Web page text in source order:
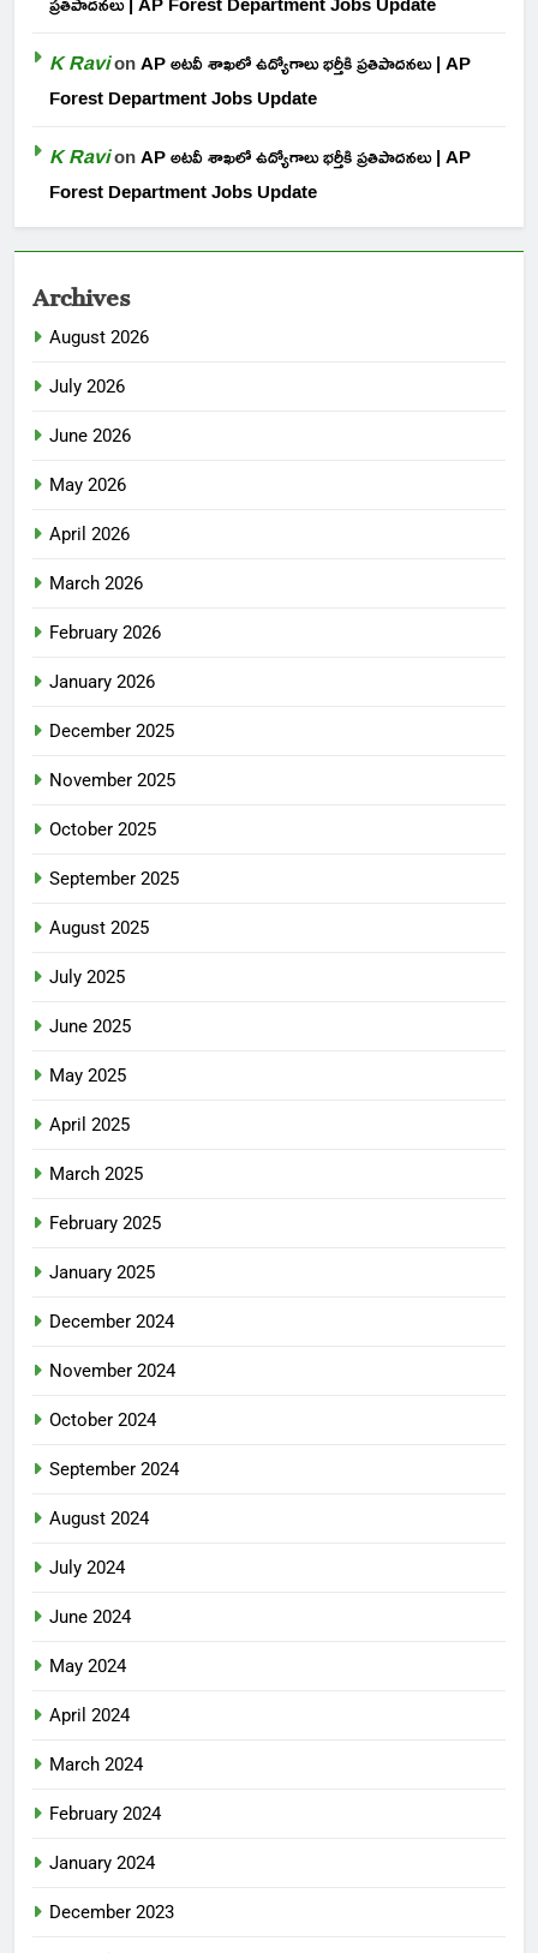
K RavionAP అటవీ శాఖలో ఉద్యోగాలు భర్తీకి ప్రతిపాదనలు | AP
Forest Department Jobs Update
K RavionAP అటవీ శాఖలో ఉద్యోగాలు భర్తీకి ప్రతిపాదనలు | AP
Forest Department Jobs Update
Archives
August 2026
July 2026
June 2026
May 2026
April 2026
March 2026
February 2026
January 2026
December 2025
November 2025
October 2025
September 2025
August 2025
July 2025
June 2025
May 2025
April 2025
March 2025
February 2025
January 2025
December 2024
November 2024
October 2024
September 2024
August 2024
July 2024
June 2024
May 2024
April 2024
March 2024
February 2024
January 2024
December 2023